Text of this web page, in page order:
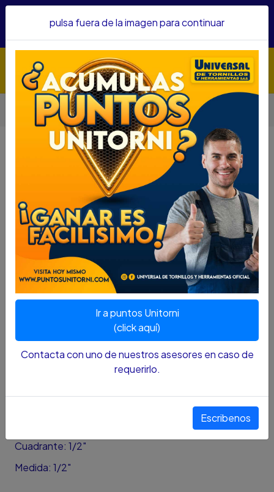
confianza&nbsp;Recibe un KIT PARRILLERO por compras
Herramientas
Accesorios Para Herramientas
COPA LARGA FORCE 6PT. CUAD 1/2 1/2 545771.2
COPA LARGA FORCE 6PT. CUAD 1/2
1/2 545771.2
COPA LARGA FORCE 6PT. CUAD 1/2 1/2 545771.2
SKU....44151000
DESCRIPCIÓN...
La Copa Larga 1/2" 6Pt Cuad 1/2" Force 545771.2, es
especial para los profesionales de rubros como la
mecánica y demás que se desempeñan en ámbitos de
trabajo pesado, semi industrial e industrial. Esto
debido a que gracias a su fabricación, hecha bajo altos
estándares de calidad, esta copa garantiza fiabilidad y
durabilidad.
Marca: Force
Cuadrante: 1/2"
Medida: 1/2"
pulsa fuera de la imagen para continuar
Ir a puntos Unitorni
(click aquí)
Contacta con uno de nuestros asesores en caso de
requerirlo.
Escribenos